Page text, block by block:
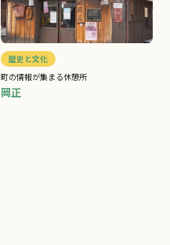
歴史と文化
町の情報が集まる休憩所
岡正